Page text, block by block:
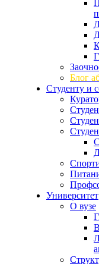
Блог
Студенту и
Университет
О вузе